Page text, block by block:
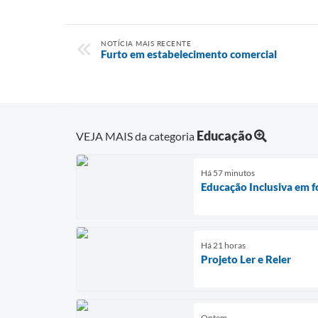
NOTÍCIA MAIS RECENTE
Furto em estabelecimento comercial
VEJA MAIS da categoria Educação
Há 57 minutos
Educação Inclusiva em
Há 21 horas
Projeto Ler e Reler